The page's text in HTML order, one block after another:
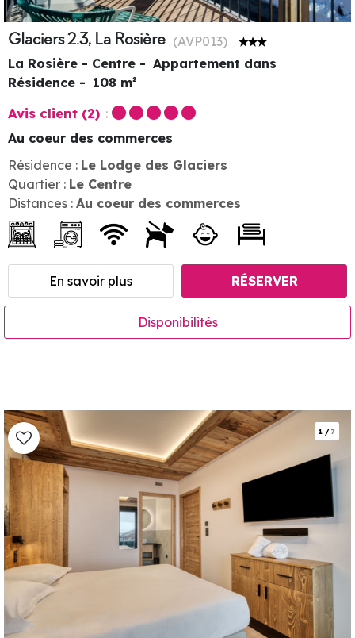
Glaciers 2.3, La Rosière (AVP013)
La Rosière - Centre
Appartement dans
Résidence
108 m²
Avis client (2)
Résidence : Le Lodge des Glaciers
Quartier : Le Centre
Distances : Au coeur des commerces
Au coeur des commerces
En savoir plus RÉSERVER
Disponibilités
1 / 7